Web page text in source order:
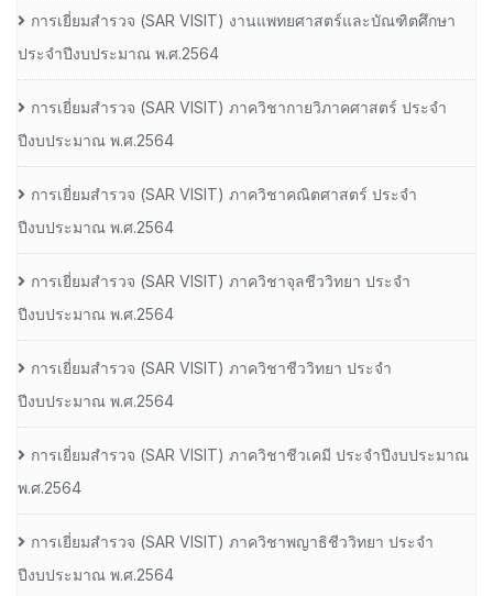
การเยี่ยมสํารวจ (SAR VISIT) งานแพทยศาสตร์และบัณฑิตศึกษา
ประจําปีงบประมาณ พ.ศ.2564
การเยี่ยมสํารวจ (SAR VISIT) ภาควิชากายวิภาคศาสตร์ ประจํา
ปีงบประมาณ พ.ศ.2564
การเยี่ยมสํารวจ (SAR VISIT) ภาควิชาคณิตศาสตร์ ประจํา
ปีงบประมาณ พ.ศ.2564
การเยี่ยมสํารวจ (SAR VISIT) ภาควิชาจุลชีววิทยา ประจํา
ปีงบประมาณ พ.ศ.2564
การเยี่ยมสํารวจ (SAR VISIT) ภาควิชาชีววิทยา ประจํา
ปีงบประมาณ พ.ศ.2564
การเยี่ยมสํารวจ (SAR VISIT) ภาควิชาชีวเคมี ประจําปีงบประมาณ
พ.ศ.2564
การเยี่ยมสํารวจ (SAR VISIT) ภาควิชาพญาธิชีววิทยา ประจํา
ปีงบประมาณ พ.ศ.2564